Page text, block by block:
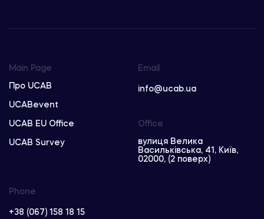
Main Page
Про UCAB
UCABevent
UCAB EU Office
UCAB Survey
Email
info@ucab.ua
Phone
+38 (067) 158 18 15
Office
вулиця Велика
Васильківська, 41, Київ,
02000, (2 поверх)